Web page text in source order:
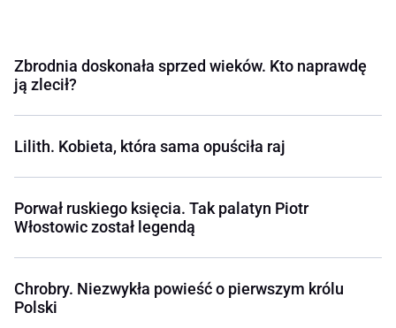
Zbrodnia doskonała sprzed wieków. Kto naprawdę
ją zlecił?
Lilith. Kobieta, która sama opuściła raj
Porwał ruskiego księcia. Tak palatyn Piotr
Włostowic został legendą
Chrobry. Niezwykła powieść o pierwszym królu
Polski